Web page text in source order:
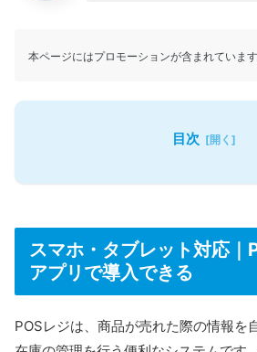
本ページにはプロモーションが含まれています
目次
スマホ・タブレット対応｜
アプリで導入できる
POSレジは、商品が売れた際の情報を